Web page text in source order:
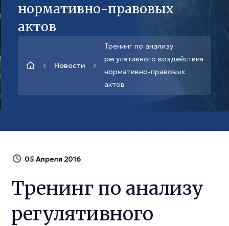
нормативно-правовых
актов
Новости
Тренинг по анализу
регулятивного воздействия
нормативно-правовых
актов
05 Апреля 2016
Тренинг по анализу
регулятивного